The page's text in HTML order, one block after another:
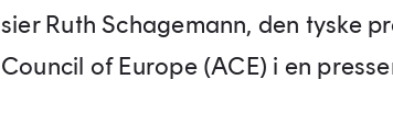
sier Ruth Schagemann, den tyske
Council of Europe (ACE) i en